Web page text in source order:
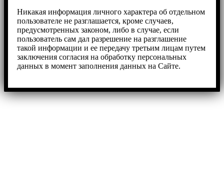
Никакая информация личного характера об отдельном
пользователе не разглашается, кроме случаев,
предусмотренных законом, либо в случае, если
пользователь сам дал разрешение на разглашение
такой информации и ее передачу третьим лицам путем
заключения согласия на обработку персональных
данных в момент заполнения данных на Сайте.